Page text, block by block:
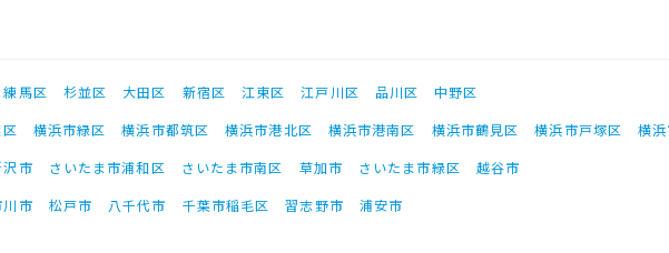
練馬区 杉並区 大田区 新宿区 江東区 江戸川区 品川区
中野区
横浜市緑区 横浜市都筑区 横浜市港北区 横浜市港南区 横浜市鶴見区 横浜市戸塚区
横
沢市 さいたま市浦和区 さいたま市南区 草加市 さいたま市緑区
越谷市
川市 松戸市 八千代市 千葉市稲毛区 習志野市 浦安市